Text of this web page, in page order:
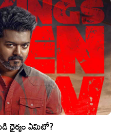
ధైర్యం ఏమిటో?